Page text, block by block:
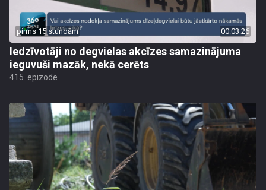
pirms 15 stundām 00:03:26
Iedzīvotāji no degvielas akcīzes samazinājuma
ieguvuši mazāk, nekā cerēts
415. epizode